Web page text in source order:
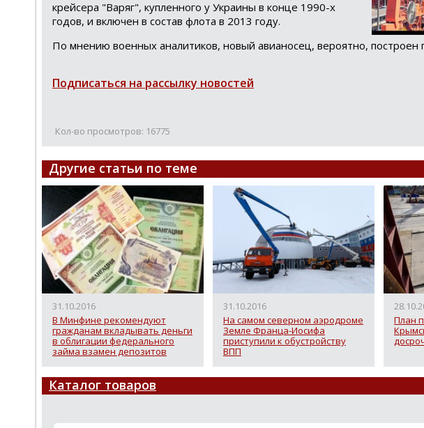
крейсера "Варяг", купленного у Украины в конце 1990-х
годов, и включен в состав флота в 2013 году.
По мнению военных аналитиков, новый авианосец, вероятно, построен
Подписаться на рассылку новостей
Кол-во просмотров: 16775
Другие статьи по теме
31.10.2016
В Минфине рекомендуют
гражданам вкладывать деньги
в облигации федерального
займа взамен депозитов
31.10.2016
На самом северном аэродроме
Земле Франца-Иосифа
приступили к обустройству
ВПП
План
Каталог товаров
Подпишитесь на канал,
чтобы следить за
Спасибо, я уже с вами!